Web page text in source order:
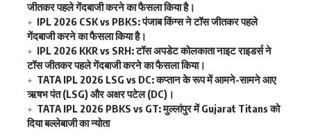
जीतकर पहले गेंदबाजी करने का फैसला किया है।
IPL 2026 CSK vs PBKS: पंजाब किंग्स ने टॉस जीतकर पहले
गेंदबाजी करने का फैसला किया है।
IPL 2026 KKR vs SRH: टॉस अपडेट कोलकाता नाइट राइडर्स ने
टॉस जीतकर पहले गेंदबाजी करने का फैसला किया।
TATA IPL 2026 LSG vs DC: कप्तान के रूप में आमने-सामने आए
ऋषभ पंत (LSG) और अक्षर पटेल (DC)।
TATA IPL 2026 PBKS vs GT: मुल्लांपुर में Gujarat Titans को
दिया बल्लेबाजी का न्योता